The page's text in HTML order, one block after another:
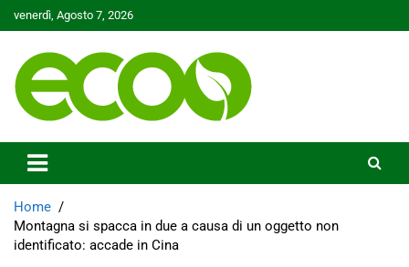
to
venerdì, Agosto 7, 2026
Ecoo.it
Home
Montagna si spacca in due a causa di un oggetto non
identificato: accade in Cina